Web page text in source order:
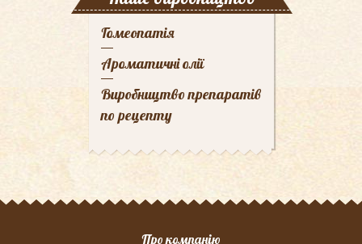
Гомеопатія
Ароматичні олії
Виробництво препаратів
по рецепту
Про компанію